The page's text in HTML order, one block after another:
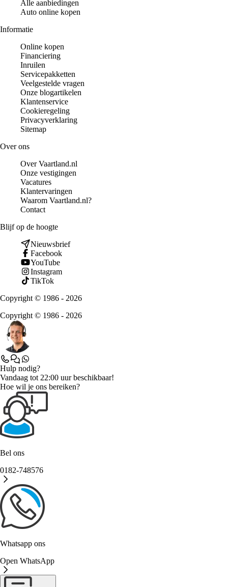
Alle aanbiedingen
Auto online kopen
Informatie
Online kopen
Financiering
Inruilen
Servicepakketten
Veelgestelde vragen
Onze blogartikelen
Klantenservice
Cookieregeling
Privacyverklaring
Sitemap
Over ons
Over Vaartland.nl
Onze vestigingen
Vacatures
Klantervaringen
Waarom Vaartland.nl?
Contact
Blijf op de hoogte
Nieuwsbrief
Facebook
YouTube
Instagram
TikTok
Copyright © 1986 - 2026
Copyright © 1986 - 2026
Hulp nodig?
Vandaag tot 22:00 uur beschikbaar!
Hoe wil je ons bereiken?
Bel ons
0182-748576
Whatsapp ons
Open WhatsApp